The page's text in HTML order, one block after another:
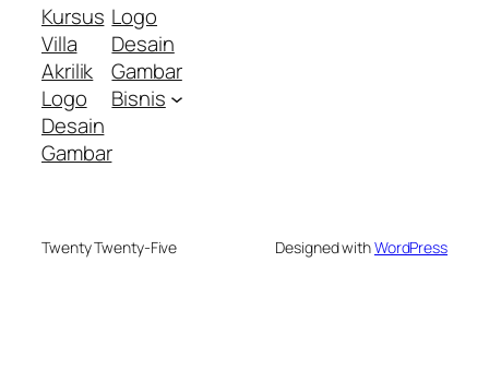
Kursus
Villa
Akrilik
Logo
Desain
Gambar
Logo
Desain
Gambar
Bisnis
Twenty Twenty-Five Designed withWordPress